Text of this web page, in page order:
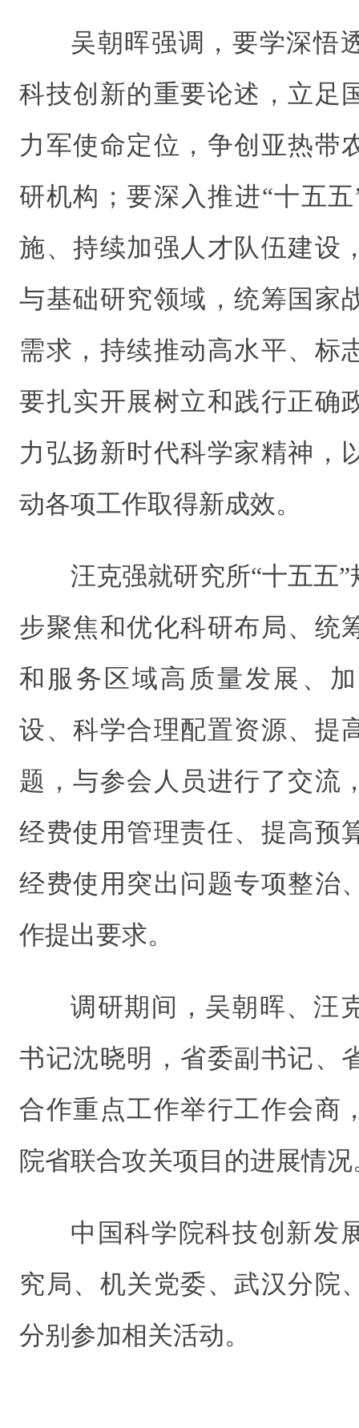
吴朝晖强调，要学深悟
科技创新的重要论述，立足
力军使命定位，争创亚热带
研机构；要深入推进“十五
施、持续加强人才队伍建设
与基础研究领域，统筹国家
需求，持续推动高水平、标
要扎实开展树立和践行正确
力弘扬新时代科学家精神，
动各项工作取得新成效。
汪克强就研究所“十五五
步聚焦和优化科研布局、统
和服务区域高质量发展、
设、科学合理配置资源、提
题，与参会人员进行了交流
经费使用管理责任、提高预
经费使用突出问题专项整治
作提出要求。
调研期间，吴朝晖、汪
书记沈晓明，省委副书记、
合作重点工作举行工作会商
院省联合攻关项目的进展情况
中国科学院科技创新发
究局、机关党委、武汉分院
分别参加相关活动。